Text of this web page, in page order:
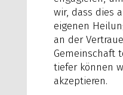
wir, dass dies
eigenen
an der
Gemeinschaft
tiefer können
akzeptieren.